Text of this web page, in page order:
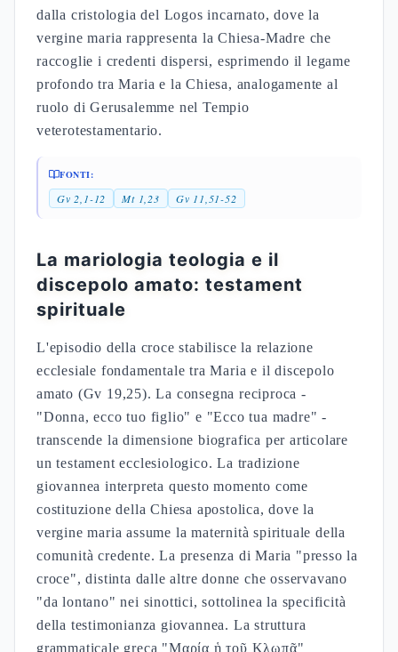
Lc 1,39-45
Theotokos: Maria Madre di Dio
nel Concilio di Efeso (431)
La definizione di Theotokos e la
controversia nestoriana
riflessione cristologica del V secolo. Il termine
greco Θεοτόκος ("Colei che genera Dio") afferma
che Maria non è semplicemente madre della natura
umana di Cristo, ma della Persona del Logos
incarnato che assume simultaneamente natura
divina e umana (Mt 1,23). La controversia emerge
quando Nestorio di Costantinopoli propone il titolo
alternativo Christotokos ("Colei che genera
Cristo"), suggerendo una separazione tra le due
nature che compromette l'unità ipostatica. Cirillo di
Alessandria nella Seconda Lettera a Nestorio
confuta questa posizione, stabilendo che Maria è
"madre di Dio" poiché partorisce il Kyrios stesso.
La formulazione lucana della "madre del kyrios"
nella Visitazione (Lc 1,39-45) anticipa
teologicamente questa definizione conciliare.